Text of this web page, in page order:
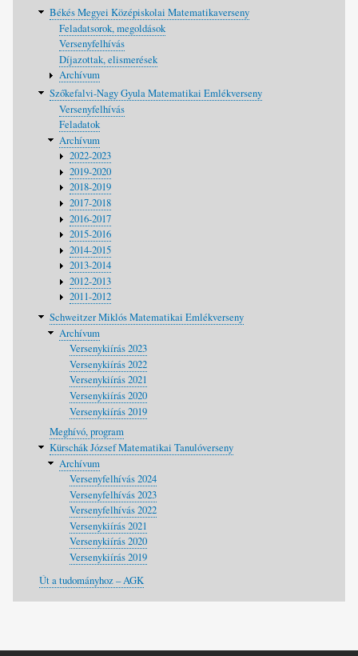
Békés Megyei Középiskolai Matematikaverseny
Feladatsorok, megoldások
Versenyfelhívás
Díjazottak, elismerések
Archívum
Szőkefalvi-Nagy Gyula Matematikai Emlékverseny
Versenyfelhívás
Feladatok
Archívum
2022-2023
2019-2020
2018-2019
2017-2018
2016-2017
2015-2016
2014-2015
2013-2014
2012-2013
2011-2012
Schweitzer Miklós Matematikai Emlékverseny
Archívum
Versenykiírás 2023
Versenykiírás 2022
Versenykiírás 2021
Versenykiírás 2020
Versenykiírás 2019
Meghívó, program
Kürschák József Matematikai Tanulóverseny
Archívum
Versenyfelhívás 2024
Versenyfelhívás 2023
Versenyfelhívás 2022
Versenykiírás 2021
Versenykiírás 2020
Versenykiírás 2019
Út a tudományhoz – AGK